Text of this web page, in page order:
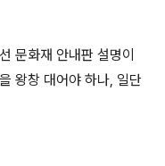
문화재 안내판 설명이
왕창 대어야 하나, 일단